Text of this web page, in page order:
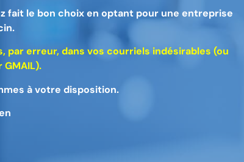
fait le bon choix en optant pour une entreprise
par erreur, dans vos courriels indésirables (ou
GMAIL).
à votre disposition.